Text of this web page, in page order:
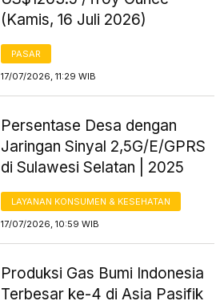
(Kamis, 16 Juli 2026)
PASAR
17/07/2026, 11:29 WIB
Persentase Desa dengan
Jaringan Sinyal 2,5G/E/GPRS
di Sulawesi Selatan | 2025
LAYANAN KONSUMEN & KESEHATAN
17/07/2026, 10:59 WIB
Produksi Gas Bumi Indonesia
Terbesar ke-4 di Asia Pasifik